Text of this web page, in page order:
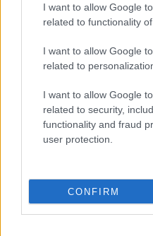
I want to allow Google
related to functionality
I want to allow Google
related to
I want to allow Google
related to security,
functionality and fraud
user protection.
CONFIRM
delle ipotesi e
Nicolaporro.it è anche
sufficientecliccare qui
#GAZA #ISRAELE